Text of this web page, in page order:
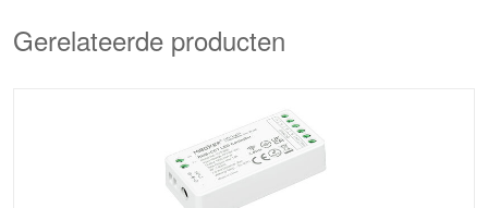
Gerelateerde producten